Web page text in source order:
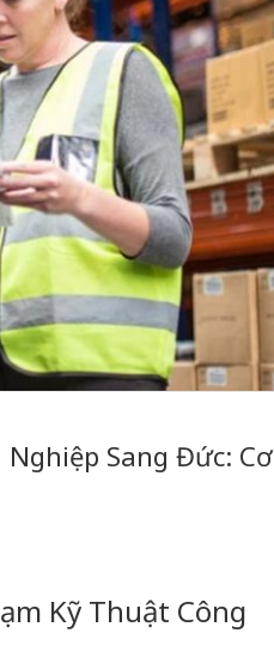
Nghiệp Sang Đức: Cơ
Kỹ Thuật Công